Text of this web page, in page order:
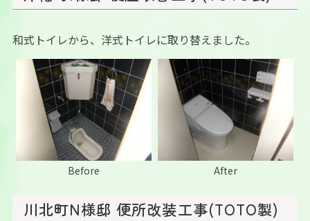
和式トイレから、洋式トイレに取り替えました。
Before After
川北町N様邸 便所改装工事(TOTO製)